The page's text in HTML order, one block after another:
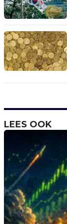
LEES OOK